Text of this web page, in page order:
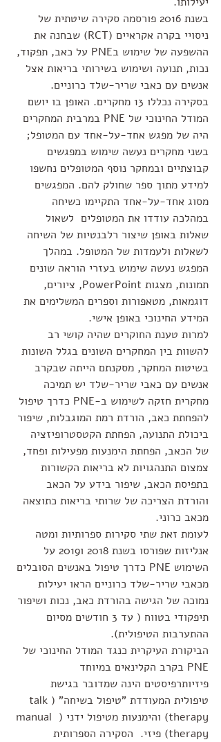
בשנת 2016 פורסמה סקירה שיטתית של
ניסויי בקרה אקראיים (RCT) שבחנה את
ההשפעה של שימוש בPNE על כאב, תפקוד,
נכות, תנועה ושימוש בשירותי בריאות אצל
אנשים עם כאבי שריר-שלד כרוניים.
בסקירה נכללו 13 מחקרים. האופן בו יושם
המודל החינוכי של PNE במרבית המחקרים
היה של מפגש אחד-על-אחד עם המטופל;
בשני מחקרים נעשה שימוש במפגשים
קבוצתיים ובמחקר נוסף המטופלים נחשפו
למידע מתוך ספר שחולק להם. המפגשים
מסוג אחד-על-אחד התקיימו כשיחה
במהלכה עודדו את המטופלים  לשאול
שאלות באופן שיצור רלבנטיות של השיחה
לשאלות ולעמדות של המטופל. במהלך
המפגש נעשה שימוש בעזרי הוראה שונים
תמונות, מצגות PowerPoint, ציורים,
דוגמאות, מטאפורות וספרים המשלימים את
המידע החינוכי באופן אישי.
למרות טענת החוקרים שהיה קושי רב
להשוות בין המחקרים השונים בגלל השונות
בשיטות המחקר, מסקנתם הייתה שבקרב
אנשים עם כאבי שריר-שלד יש תמיכה
מחקרית חזקה לשימוש ב-PNE כדרך טיפול
להפחתת כאב, הורדת רמת המוגבלות, שיפור
ביכולת התנועה, הפחתת הקטסטרופיזציה
של הכאב, הפחתת הימנעות מפעילות ופחד,
צמצום התנהגויות לא בריאות הקשורות
בתפיסת הכאב, שיפור בידע על הכאב
והורדת הצריכה של שרותי בריאות כתוצאה
מכאב כרוני.
לעומת זאת שתי סקירות ספרותיות ומטה
אנליזות שפורסו בשנת 2018 ו2019 על
השימוש PNE כדרך טיפול באנשים הסובלים
מכאבי שריר-שלד כרוניים הראו יעילות
נמוכה של הגישה בהורדת כאב, נכות ושיפור
תיפקודי בטווח ( עד 3 חודשים מסיום
ההתערבות הטיפולית).
הביקורת העיקרית כנגד המודל החינוכי של
PNE בקרב הקלינאים במיוחד
פיזיותרפיסטים הינה שמדובר בגישת
טיפולית המעודדת "טיפול בשיחה" (talk
therapy) והימנעות מטיפול ידני ( manual
therapy) פיזי.  הסקירה הספרותית